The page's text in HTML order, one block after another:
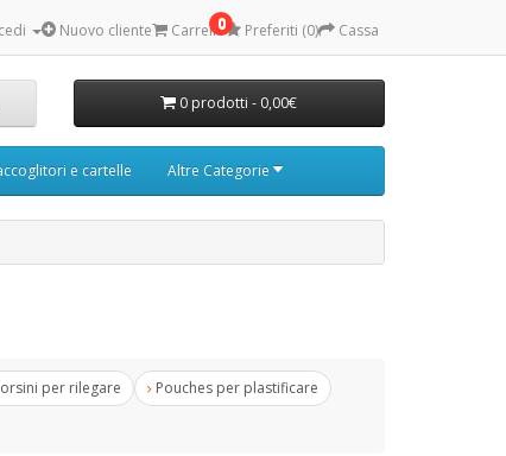
Nuovo cliente 0
Carrello Preferiti (0) Cassa
0 prodotti - 0,00€
e cartelle Altre Categorie
per rilegare
Pouches per plastificare